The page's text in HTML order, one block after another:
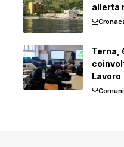
allerta
Terna,
Lavoro